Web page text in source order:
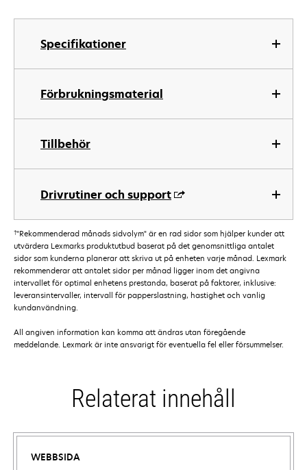
Specifikationer
Förbrukningsmaterial
Tillbehör
Drivrutiner och support
†"Rekommenderad månads sidvolym" är en rad sidor som hjälper kunder att
utvärdera Lexmarks produktutbud baserat på det genomsnittliga antalet
sidor som kunderna planerar att skriva ut på enheten varje månad. Lexmark
rekommenderar att antalet sidor per månad ligger inom det angivna
intervallet för optimal enhetens prestanda, baserat på faktorer, inklusive:
leveransintervaller, intervall för papperslastning, hastighet och vanlig
kundanvändning.
All angiven information kan komma att ändras utan föregående
meddelande. Lexmark är inte ansvarigt för eventuella fel eller försummelser.
Relaterat innehåll
WEBBSIDA